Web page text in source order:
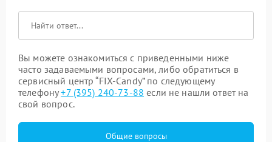
Вы можете ознакомиться с приведенными ниже
часто задаваемыми вопросами, либо обратиться в
сервисный центр “FIX-Candy” по следующему
телефону+7 (395) 240-73-88 если не нашли ответ на
свой вопрос.
Общие вопросы